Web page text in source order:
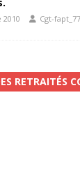
Cgt-fapt_77
RETRAITÉS